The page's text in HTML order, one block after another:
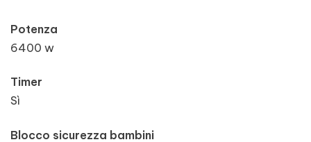
Potenza
6400 w
Timer
Sì
Blocco sicurezza bambini